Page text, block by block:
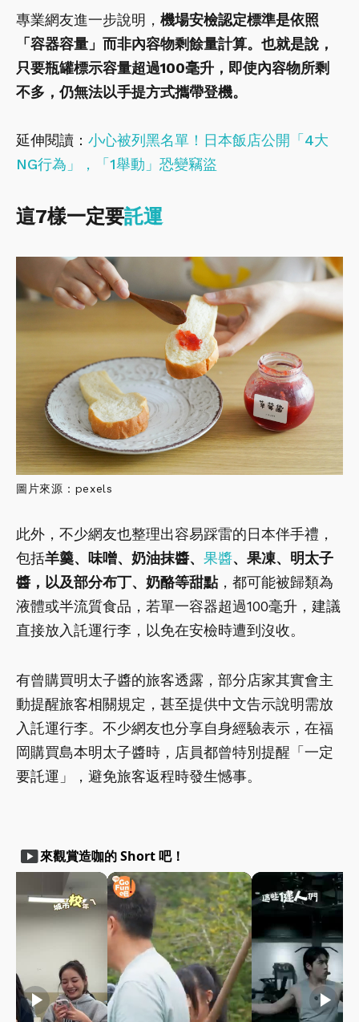
專業網友進一步說明， 機場安檢認定標準是依照
「容器容量」而非內容物剩餘量計算。也就是說，
只要瓶罐標示容量超過100毫升，即使內容物所剩
不多，仍無法以手提方式攜帶登機。
延伸閱讀： 小心被列黑名單！日本飯店公開「4大
NG行為」，「1舉動」恐變竊盜
這7樣一定要託運
圖片來源：pexels
此外，不少網友也整理出容易踩雷的日本伴手禮，
包括羊羹、味噌、奶油抹醬、 果醬、果凍、明太子
醬，以及部分布丁、奶酪等甜點，都可能被歸類為
液體或半流質食品，若單一容器超過100毫升，建議
直接放入託運行李，以免在安檢時遭到沒收。
有曾購買明太子醬的旅客透露，部分店家其實會主
動提醒旅客相關規定，甚至提供中文告示說明需放
入託運行李。不少網友也分享自身經驗表示，在福
岡購買島本明太子醬時，店員都曾特別提醒「一定
要託運」，避免旅客返程時發生憾事。
smart_display來觀賞造咖的 Short 吧！
play_arrow play_arrow play_arrow